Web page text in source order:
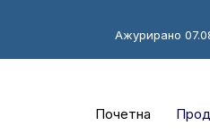
Ажурирано
Почетна